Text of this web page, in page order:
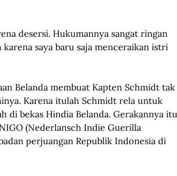
desersi. Hukumannya sangat ringan
saya baru saja menceraikan istri
Belanda membuat Kapten Schmidt tak
Karena itulah Schmidt rela untuk
di bekas Hindia Belanda. Gerakannya itu
(Nederlansch Indie Guerilla
perjuangan Republik Indonesia di